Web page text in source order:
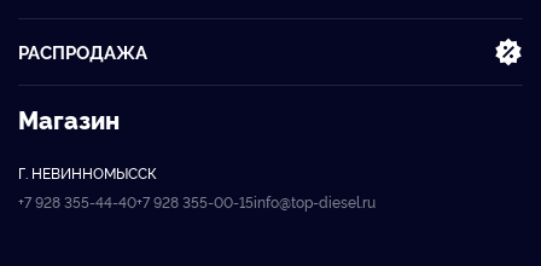
РАСПРОДАЖА
Магазин
Г. НЕВИННОМЫССК
+7 928 355-44-40+7 928 355-00-15info@top-diesel.ru